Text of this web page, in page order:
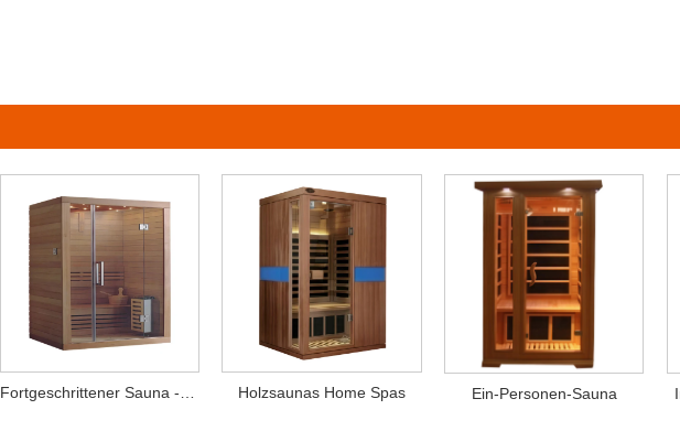
Fortgeschrittener Sauna -Raum Holzsaunas Home Spas Ein-Personen-Sauna